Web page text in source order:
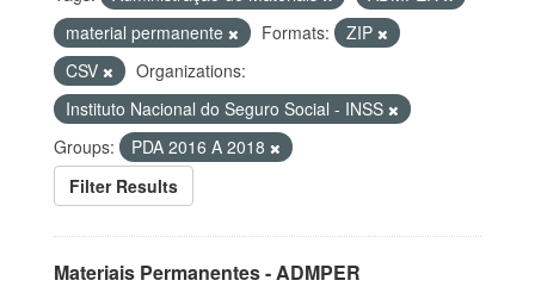
material permanente
Formats:
ZIP
CSV
Organizations:
Instituto Nacional do Seguro Social - INSS
Groups:
PDA 2016 A 2018
Filter Results
Materiais Permanentes - ADMPER